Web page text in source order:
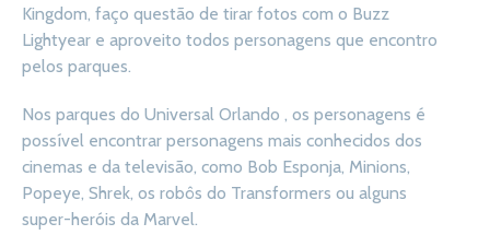
Kingdom, faço questão de tirar fotos com o Buzz
Lightyear e aproveito todos personagens que encontro
pelos parques.
Nos parques do Universal Orlando , os personagens é
possível encontrar personagens mais conhecidos dos
cinemas e da televisão, como Bob Esponja, Minions,
Popeye, Shrek, os robôs do Transformers ou alguns
super-heróis da Marvel.